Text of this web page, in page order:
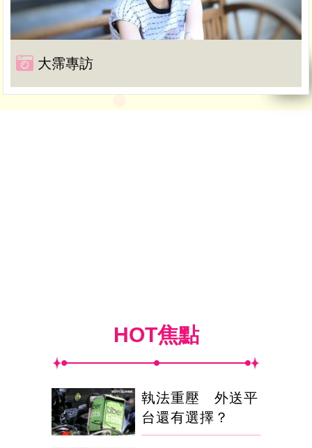
大霈專訪
HOT焦點
執法重壓 外送平
台還有選擇？